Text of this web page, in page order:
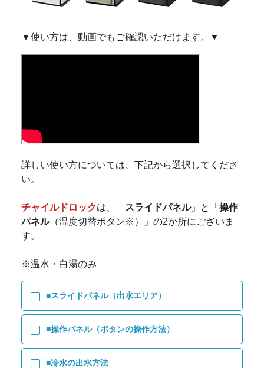
詳しい使い方については、下記から選択してくださ
い。
チャイルドロックは、「 スライドパネル」と「 操作
パネル（温度切替ボタン※）」の2か所にございま
す。
※温水・白湯のみ
■スライドパネル（出水エリア）
■操作パネル（ボタンの操作方法）
■冷水の出水方法